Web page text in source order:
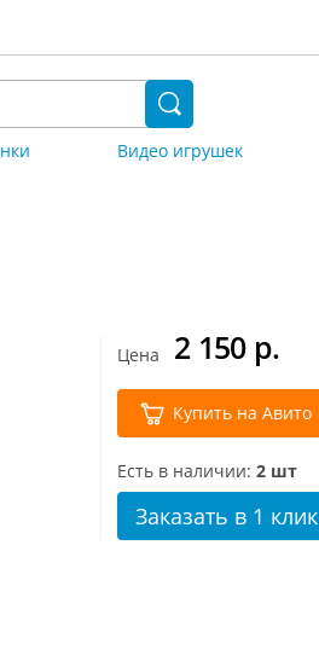
Видео игрушек
Цена 2 150 р.
Купить на Авито
Есть в наличии: 2 шт
Заказать в 1 клик